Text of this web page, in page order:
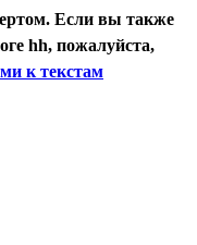
Если вы также
hh, пожалуйста,
к текстам